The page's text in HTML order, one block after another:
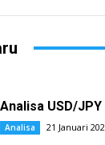
Analisa USD/
Analisa 21 Januari